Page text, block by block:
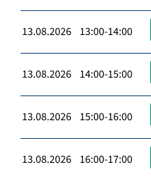
13.08.2026 13:00-14:00
13.08.2026 14:00-15:00
13.08.2026 15:00-16:00
13.08.2026 16:00-17:00